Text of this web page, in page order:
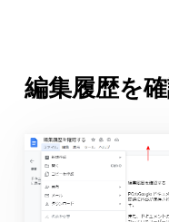
編集履歴を